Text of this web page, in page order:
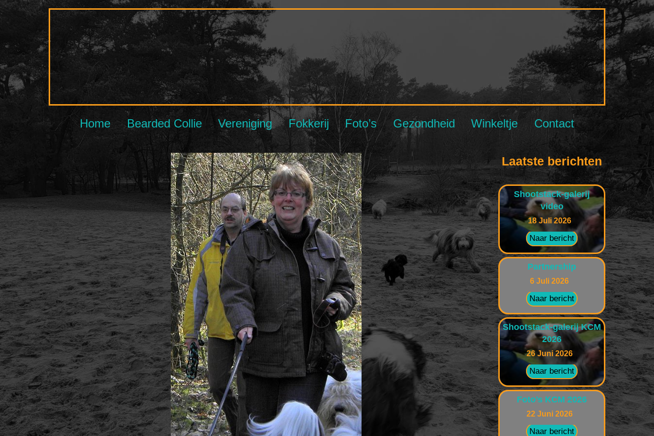
Ga
inhoud
NBCC
Home Bearded Collie Vereniging Fokkerij Foto’s Gezondheid Winkeltje Contact
Laatste berichten
Shootstack-galerij
video
18 Juli 2026
Naar bericht
Partnership
6 Juli 2026
Naar bericht
Shootstack-galerij KCM
2026
26 Juni 2026
Naar bericht
Foto’s KCM 2026
22 Juni 2026
Naar bericht